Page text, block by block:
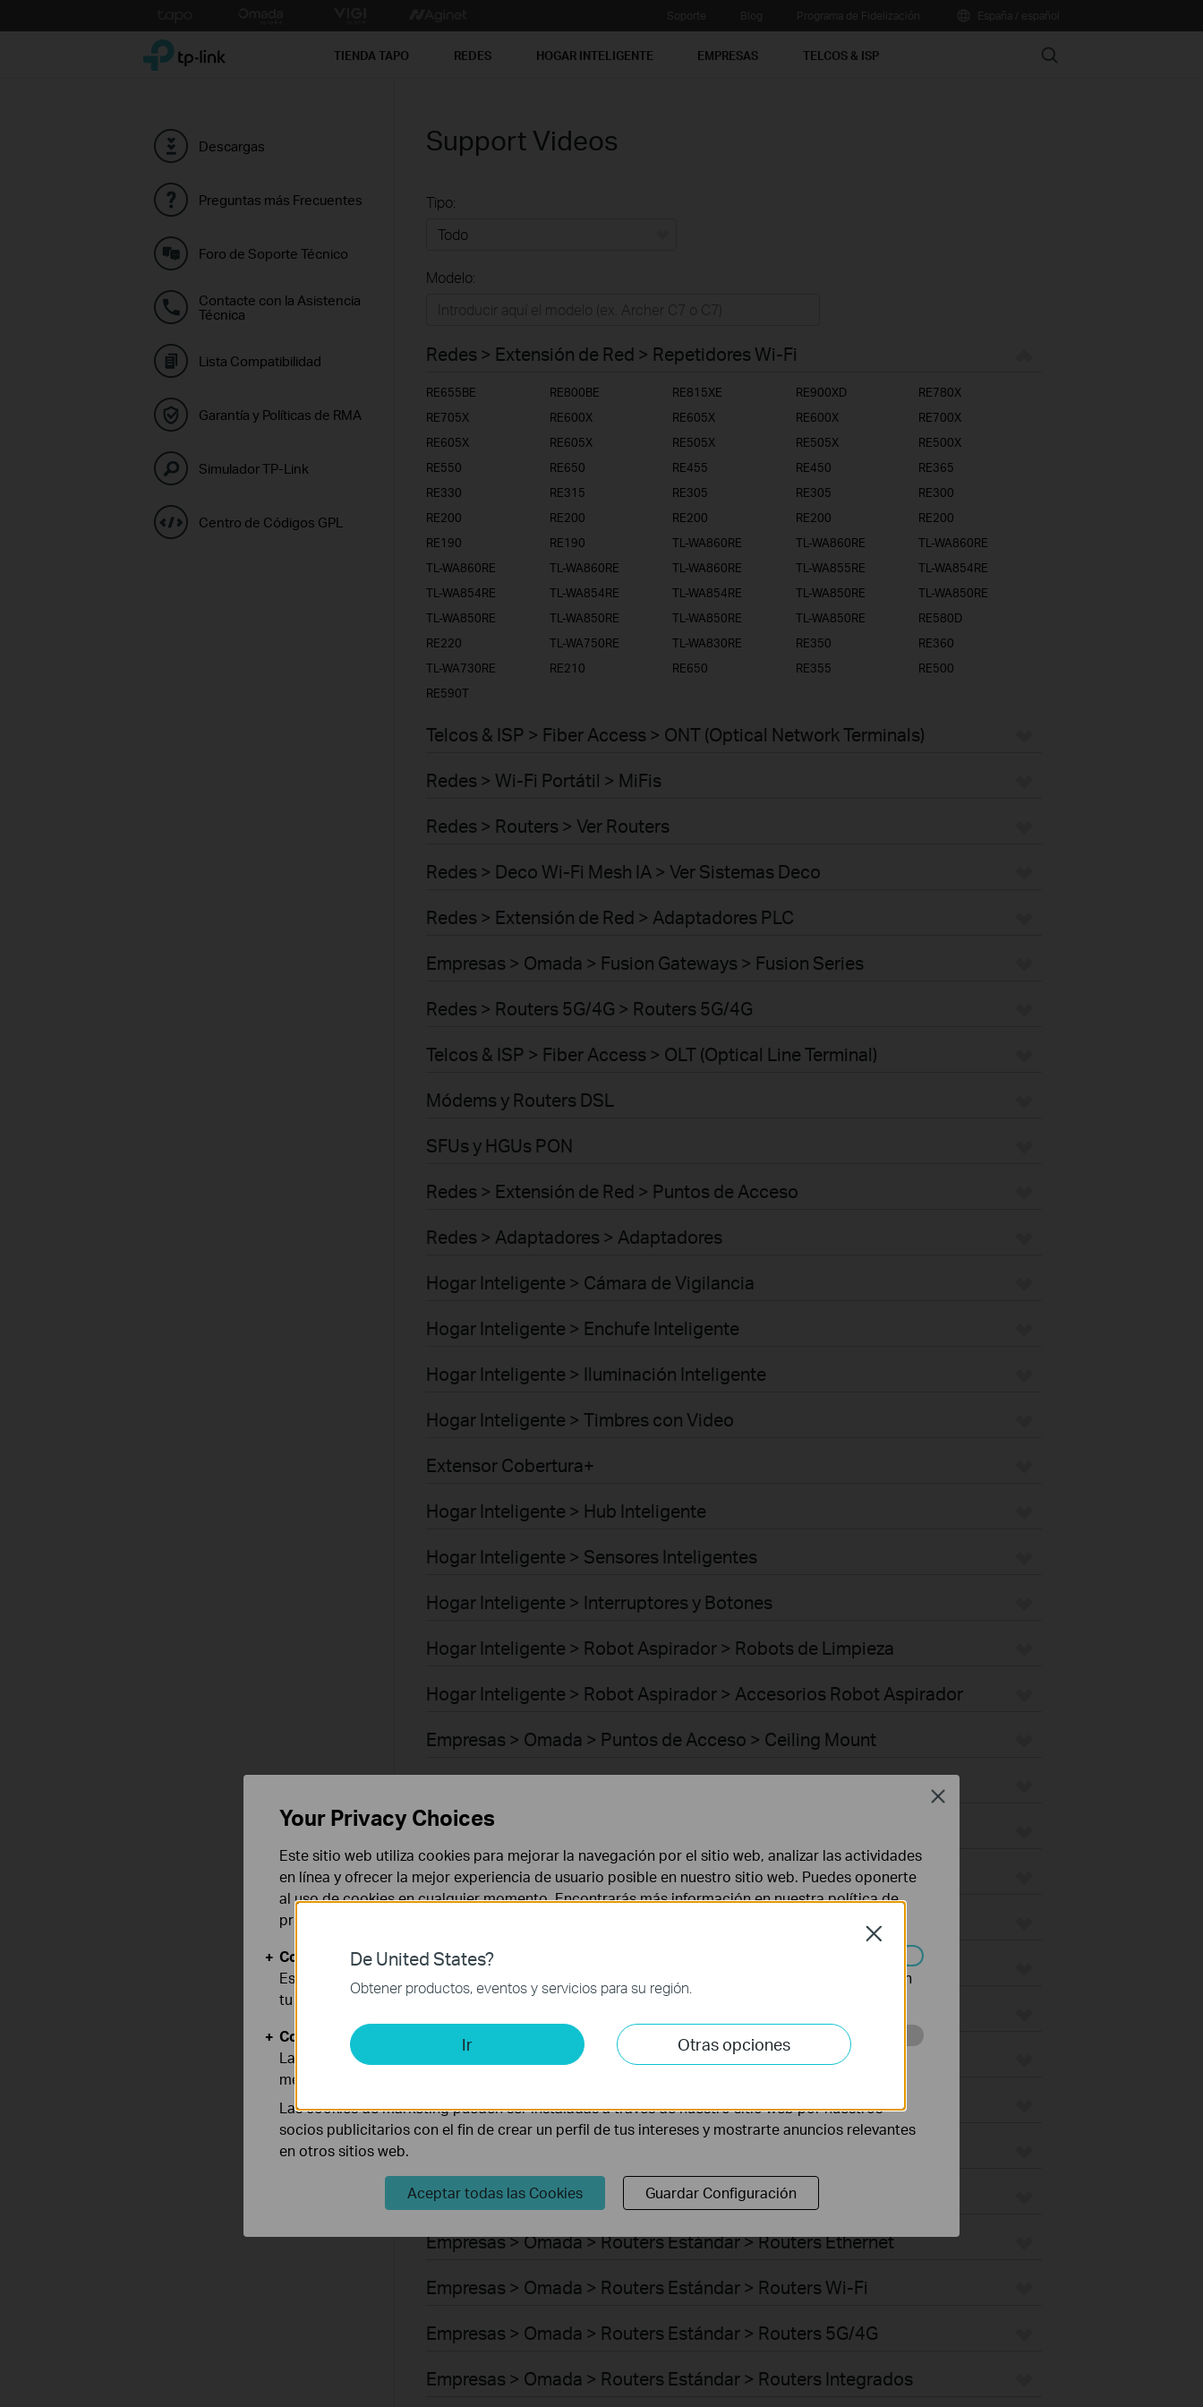
to
TP-Link, Reliably Smart TIENDA TAPO REDES HOGAR INTELIGENTE EMPRESAS TELCOS & ISP Search
Descargas
Preguntas más Frecuentes
Foro de Soporte Técnico
Contacte con la Asistencia
Técnica
Lista Compatibilidad
Garantía y Políticas de RMA
Simulador TP-Link
Centro de Códigos GPL
Support Videos
Tipo:
Empresas
Telcos & ISP
Modelo:
Redes > Extensión de Red > Repetidores Wi-Fi
RE655BE RE800BE RE815XE RE900XD
RE780X
RE705X
RE600X RE605X RE600X
RE700X
RE605X
RE605X RE505X RE505X
RE500X
RE550
RE650 RE455 RE450
RE365
RE330
RE315 RE305 RE305
RE300
RE200
RE200 RE200 RE200
RE200
RE190
RE190 TL-WA860RE TL-WA860RE
TL-WA860RE
TL-WA860RE
TL-WA860RE TL-WA860RE TL-WA855RE
TL-WA854RE
TL-WA854RE
TL-WA854RE TL-WA854RE TL-WA850RE
TL-WA850RE
TL-WA850RE
TL-WA850RE TL-WA850RE TL-WA850RE
RE580D
RE220
TL-WA750RE TL-WA830RE RE350
RE360
TL-WA730RE
RE210 RE650 RE355
RE500
RE590T
Telcos & ISP > Fiber Access > ONT (Optical Network Terminals)
Redes > Wi-Fi Portátil > MiFis
Redes > Routers > Ver Routers
Redes > Deco Wi-Fi Mesh IA > Ver Sistemas Deco
Redes > Extensión de Red > Adaptadores PLC
Empresas > Omada > Fusion Gateways > Fusion Series
Redes > Routers 5G/4G > Routers 5G/4G
Telcos & ISP > Fiber Access > OLT (Optical Line Terminal)
Módems y Routers DSL
SFUs y HGUs PON
Redes > Extensión de Red > Puntos de Acceso
Redes > Adaptadores > Adaptadores
Hogar Inteligente > Cámara de Vigilancia
Hogar Inteligente > Enchufe Inteligente
Hogar Inteligente > Iluminación Inteligente
Hogar Inteligente > Timbres con Video
Extensor Cobertura+
Hogar Inteligente > Hub Inteligente
Hogar Inteligente > Sensores Inteligentes
Hogar Inteligente > Interruptores y Botones
Hogar Inteligente > Robot Aspirador > Robots de Limpieza
Hogar Inteligente > Robot Aspirador > Accesorios Robot Aspirador
Empresas > Omada > Puntos de Acceso > Ceiling Mount
Empresas > Omada > Puntos de Acceso > Desktop
Empresas > Omada > Puntos de Acceso > Outdoor
Empresas > Omada > Puntos de Acceso > GPON
Empresas > Omada > Switches > Aggregation
Empresas > Omada > Switches > Access Max
Empresas > Omada > Switches > Access Pro
Empresas > Omada > Routers Estándar > Routers Ethernet
Empresas > Omada > Routers Estándar > Routers Wi-Fi
Empresas > Omada > Routers Estándar > Routers 5G/4G
Empresas > Omada > Routers Estándar > Routers Integrados
De United States?
Obtener productos, eventos y servicios para su región.
Ir Otras opciones
Close
Your Privacy Choices
Este sitio web utiliza cookies para mejorar la navegación por el sitio web, analizar las actividades
en línea y ofrecer la mejor experiencia de usuario posible en nuestro sitio web. Puedes oponerte
al uso de cookies en cualquier momento. Encontrarás más información en nuestrapolítica de
privacidad
Cookies Básicas
Estas cookies son necesarias para el funcionamiento del sitio web y no pueden desactivarse en
tu sistema.
Cookies de Análisis y de Marketing
Las cookies de análisis nos permiten analizar tus actividades en nuestro sitio web con el fin de
mejorar y adaptar la funcionalidad del mismo.
Las cookies de marketing pueden ser instaladas a través de nuestro sitio web por nuestros
socios publicitarios con el fin de crear un perfil de tus intereses y mostrarte anuncios relevantes
en otros sitios web.
Aceptar todas las Cookies Guardar Configuración
Close